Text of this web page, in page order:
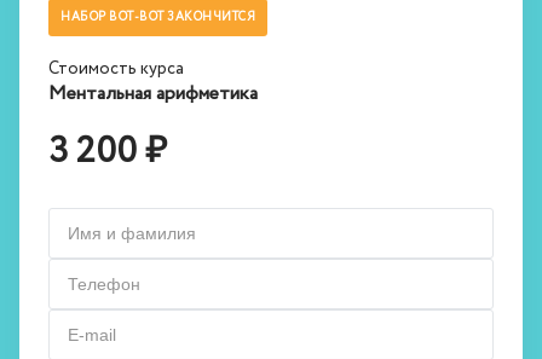
НАБОР ВОТ-ВОТ ЗАКОНЧИТСЯ
Стоимость курса
Ментальная арифметика
3 200 ₽
Имя и фамилия
Телефон
E-mail